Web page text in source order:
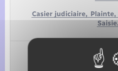
Casier judiciaire, Plainte,